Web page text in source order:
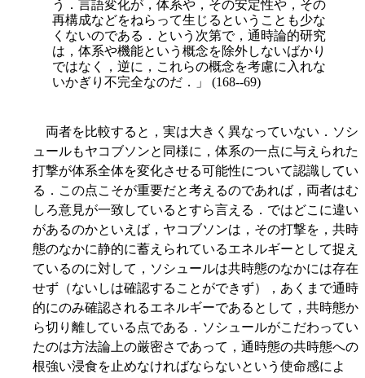
う．言語変化が，体系や，その安定性や，その
再構成などをねらって生じるということも少な
くないのである．という次第で，通時論的研究
は，体系や機能という概念を除外しないばかり
ではなく，逆に，これらの概念を考慮に入れな
いかぎり不完全なのだ．」 (168--69)
両者を比較すると，実は大きく異なっていない．ソシ
ュールもヤコブソンと同様に，体系の一点に与えられた
打撃が体系全体を変化させる可能性について認識してい
る．この点こそが重要だと考えるのであれば，両者はむ
しろ意見が一致しているとすら言える．ではどこに違い
があるのかといえば，ヤコブソンは，その打撃を，共時
態のなかに静的に蓄えられているエネルギーとして捉え
ているのに対して，ソシュールは共時態のなかには存在
せず（ないしは確認することができず），あくまで通時
的にのみ確認されるエネルギーであるとして，共時態か
ら切り離している点である．ソシュールがこだわってい
たのは方法論上の厳密さであって，通時態の共時態への
根強い浸食を止めなければならないという使命感によ